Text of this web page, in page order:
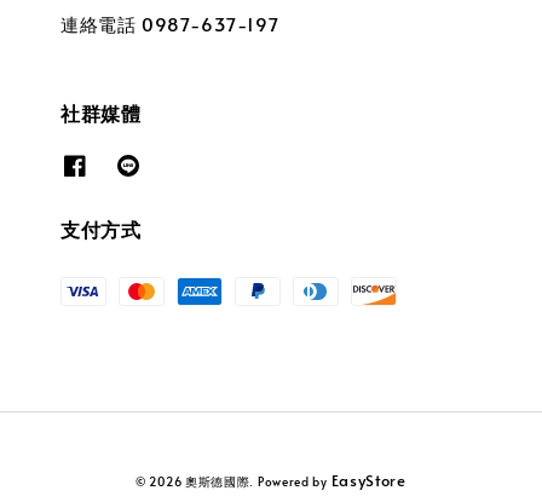
連絡電話 0987-637-197
社群媒體
支付方式
© 2026 奧斯德國際. Powered by EasyStore